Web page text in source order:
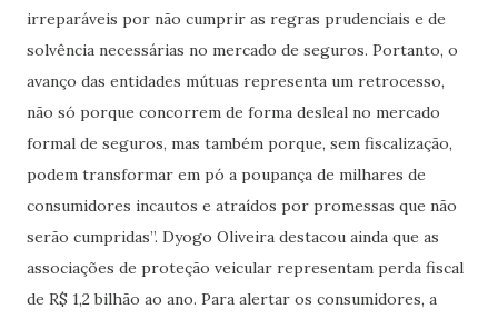
irreparáveis por não cumprir as regras prudenciais e de
solvência necessárias no mercado de seguros. Portanto, o
avanço das entidades mútuas representa um retrocesso,
não só porque concorrem de forma desleal no mercado
formal de seguros, mas também porque, sem fiscalização,
podem transformar em pó a poupança de milhares de
consumidores incautos e atraídos por promessas que não
serão cumpridas”. Dyogo Oliveira destacou ainda que as
associações de proteção veicular representam perda fiscal
de R$ 1,2 bilhão ao ano. Para alertar os consumidores, a